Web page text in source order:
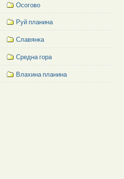
Осогово
Руй планина
Славянка
Средна гора
Влахина планина